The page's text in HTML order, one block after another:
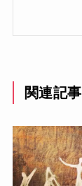
関連記事